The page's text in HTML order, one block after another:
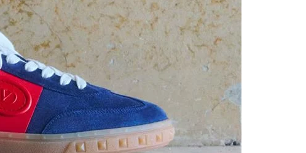
Link Opens in New Tab